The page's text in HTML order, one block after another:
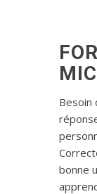
Besoin
bonne